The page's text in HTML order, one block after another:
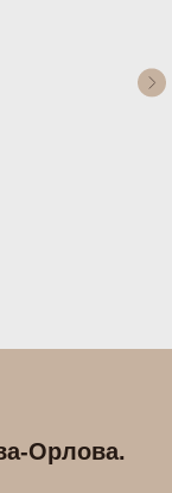
Орлова.